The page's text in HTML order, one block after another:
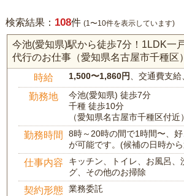
検索結果： 108件 (1〜10件を表示しています)
今池(愛知県)駅から徒歩7分！1LDK一
代行のお仕事（愛知県名古屋市千種区）
時給 1,500〜1,860円 、交通費支
勤務地
今池(愛知県) 徒歩7分
千種 徒歩10分
（愛知県名古屋市千種区付近）
勤務時間
8時～20時の間で1時間〜、
が可能です。(候補の日時か
仕事内容
キッチン、トイレ、お風呂、
グ、その他のお掃除
契約形態 業務委託